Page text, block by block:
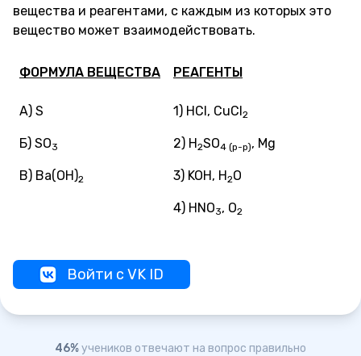
вещества и реагентами, с каждым из которых это
вещество может взаимодействовать.
ФОРМУЛА ВЕЩЕСТВА РЕАГЕНТЫ
А) S
Б) SO3
В) Ba(OH)2
1) HCl, CuCl2
2) H2SO4 (р-р), Mg
3) KOH, H2O
4) HNO3, O2
Войти с VK ID
46%учеников отвечают на вопрос правильно